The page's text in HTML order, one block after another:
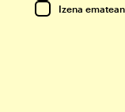
Izena ematean